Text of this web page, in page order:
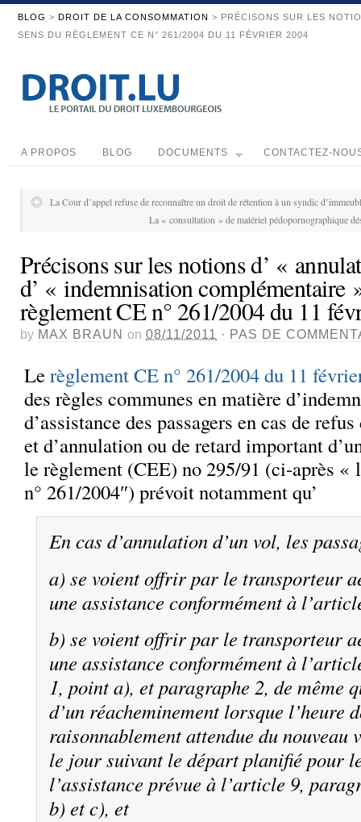
BLOG > DROIT DE LA CONSOMMATION > PRÉCISONS SUR LES
SENS DU RÈGLEMENT CE N° 261/2004 DU 11 FÉVRIER 2004
A PROPOS BLOG DOCUMENTS CONTACTEZ-
La Cour d’appel refuse de reconnaître un droit de rétention à un syndic
La « consultation » de matériel pédopornographique
Précisons sur les notions d’ «
d’ « indemnisation complémentaire
règlement CE n° 261/2004 du 11
by MAX BRAUN on 08/11/2011 · PAS DE
Lerèglement CE n° 261/2004 du 11
des règles communes en matière
d’assistance des passagers en cas de
et d’annulation ou de retard important
le règlement (CEE) no 295/91 (ci-après «
n° 261/2004″) prévoit notamment qu’
En cas d’annulation d’un vol, les
a) se voient offrir par le transporteur
une assistance conformément à
b) se voient offrir par le transporteur
une assistance conformément à
1, point a), et paragraphe 2, de même
d’un réacheminement lorsque l’heure
raisonnablement attendue du nouveau
le jour suivant le départ planifié pour
l’assistance prévue à l’article 9,
b) et c), et